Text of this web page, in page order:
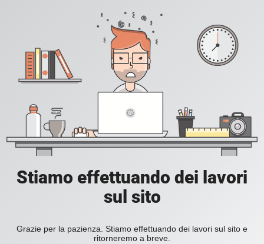
Stiamo effettuando dei lavori
sul sito
Grazie per la pazienza. Stiamo effettuando dei lavori sul sito e
ritorneremo a breve.